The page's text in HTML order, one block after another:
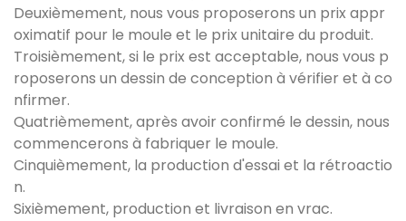
Deuxièmement, nous vous proposerons un prix appr
oximatif pour le moule et le prix unitaire du produit.
Troisièmement, si le prix est acceptable, nous vous p
roposerons un dessin de conception à vérifier et à co
nfirmer.
Quatrièmement, après avoir confirmé le dessin, nous
commencerons à fabriquer le moule.
Cinquièmement, la production d'essai et la rétroactio
n.
Sixièmement, production et livraison en vrac.